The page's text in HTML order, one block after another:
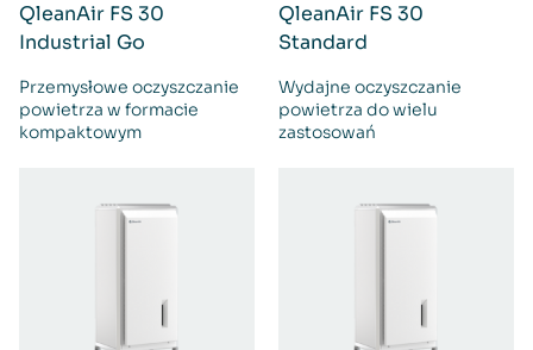
QleanAir FS 30
Industrial Go
Przemysłowe oczyszczanie
powietrza w formacie
kompaktowym
QleanAir FS 30
Standard
Wydajne oczyszczanie
powietrza do wielu
zastosowań